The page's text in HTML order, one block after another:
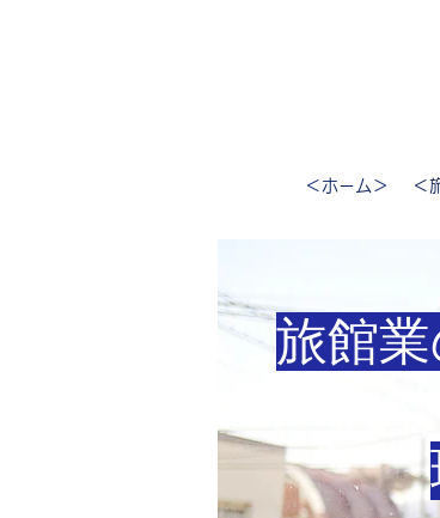
＜ホーム＞ ＜
旅館業